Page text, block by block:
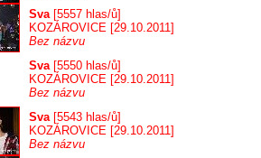
Sva[5557 hlas/ů]
KOZÁROVICE [29.10.2011]
Bez názvu
Sva[5550 hlas/ů]
KOZÁROVICE [29.10.2011]
Bez názvu
Sva[5543 hlas/ů]
KOZÁROVICE [29.10.2011]
Bez názvu